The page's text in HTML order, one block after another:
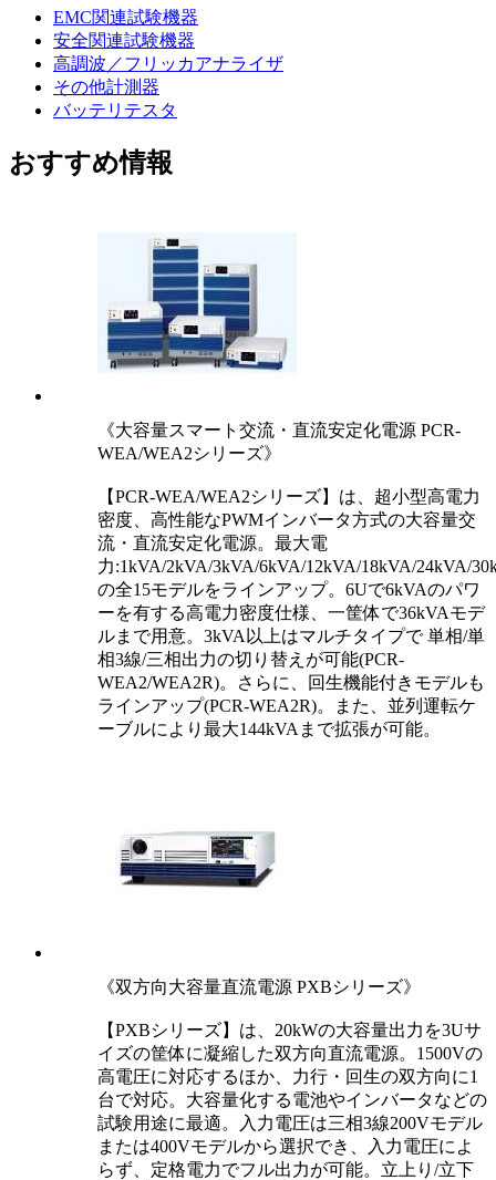
EMC関連試験機器
安全関連試験機器
高調波／フリッカアナライザ
その他計測器
バッテリテスタ
おすすめ情報
《大容量スマート交流・直流安定化電源 PCR-
WEA/WEA2シリーズ》
【PCR-WEA/WEA2シリーズ】は、超小型高電力
密度、高性能なPWMインバータ方式の大容量交
流・直流安定化電源。最大電
力:1kVA/2kVA/3kVA/6kVA/12kVA/18kVA/24kVA/
の全15モデルをラインアップ。6Uで6kVAのパワ
ーを有する高電力密度仕様、一筐体で36kVAモデ
ルまで用意。3kVA以上はマルチタイプで 単相/単
相3線/三相出力の切り替えが可能(PCR-
WEA2/WEA2R)。さらに、回生機能付きモデルも
ラインアップ(PCR-WEA2R)。また、並列運転ケ
ーブルにより最大144kVAまで拡張が可能。
《双方向大容量直流電源 PXBシリーズ》
【PXBシリーズ】は、20kWの大容量出力を3Uサ
イズの筐体に凝縮した双方向直流電源。1500Vの
高電圧に対応するほか、力行・回生の双方向に1
台で対応。大容量化する電池やインバータなどの
試験用途に最適。入力電圧は三相3線200Vモデル
または400Vモデルから選択でき、入力電圧によ
らず、定格電力でフル出力が可能。立上り/立下